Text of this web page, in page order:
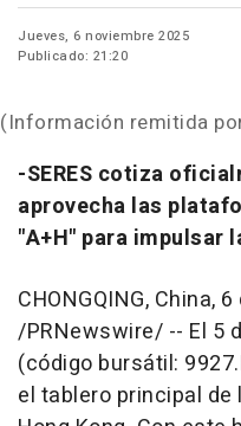
Jueves, 6 noviembre 2025
Publicado: 21:20
(Información remitida
-SERES cotiza
aprovecha las
"A+H" para impulsar
CHONGQING, China, 6
/PRNewswire/ -- El 5
(código bursátil:
el tablero principal de